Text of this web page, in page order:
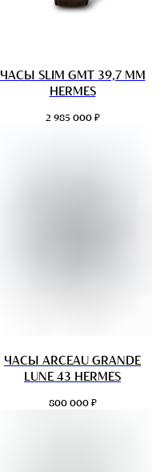
ЧАСЫ SLIM GMT 39,7 MM
HERMES
2 985 000 ₽
ЧАСЫ ARCEAU GRANDE
LUNE 43 HERMES
800 000 ₽